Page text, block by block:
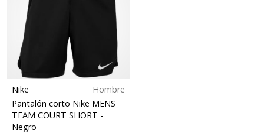
Nike
Hombre
Pantalón corto Nike MENS
TEAM COURT SHORT -
Negro